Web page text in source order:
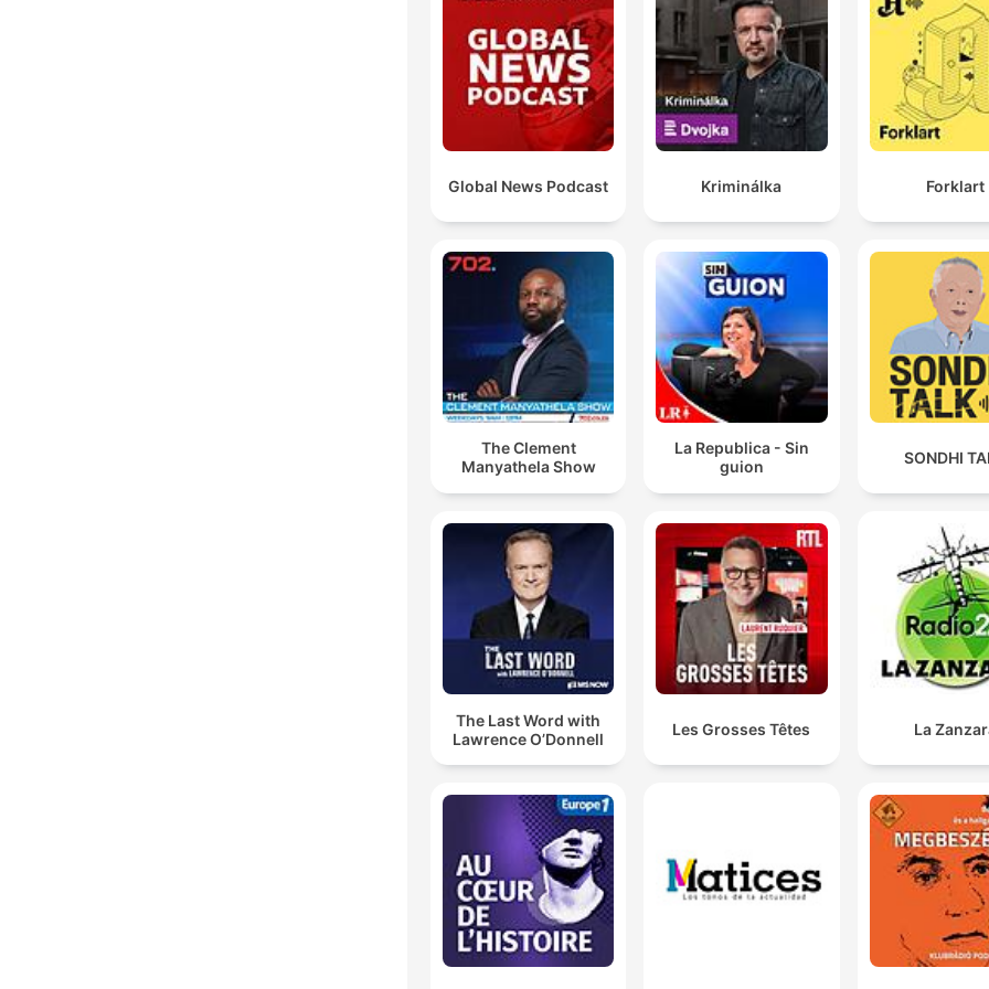
Global News Podcast Kriminálka Forklart
The Clement
Manyathela Show
La Republica - Sin
guion
SONDHI
The Last Word with
Lawrence O’Donnell
Les Grosses Têtes La